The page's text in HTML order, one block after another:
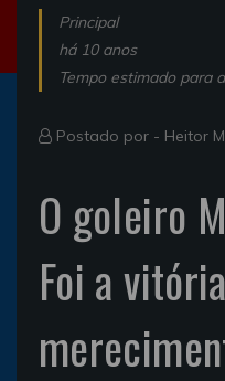
Principal
há 10 anos
Tempo estimado para
Postado por - Heitor
O goleiro
Foi a